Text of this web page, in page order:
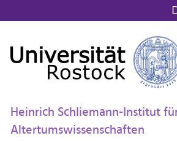
Heinrich Schliemann-Institut
Altertumswissenschaften